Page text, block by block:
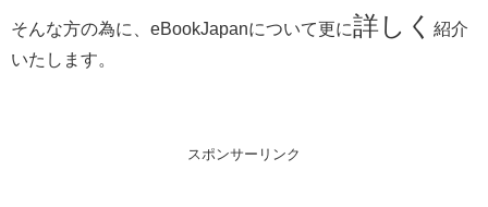
そんな方の為に、eBookJapanについて更に詳しく 紹介
いたします。
スポンサーリンク